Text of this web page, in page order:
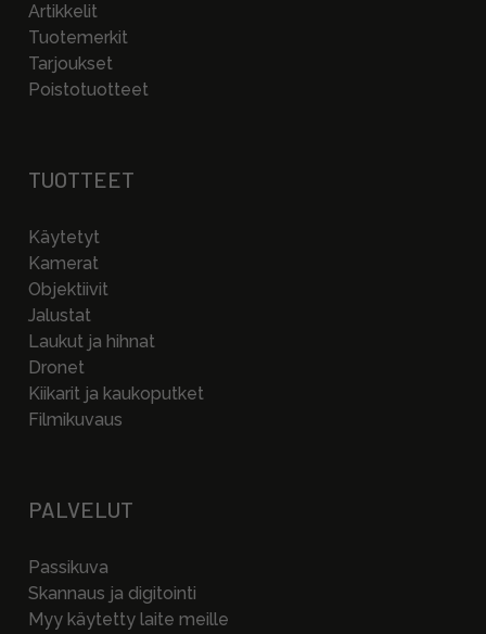
Artikkelit
Tuotemerkit
Tarjoukset
Poistotuotteet
TUOTTEET
Käytetyt
Kamerat
Objektiivit
Jalustat
Laukut ja hihnat
Dronet
Kiikarit ja kaukoputket
Filmikuvaus
PALVELUT
Passikuva
Skannaus ja digitointi
Myy käytetty laite meille